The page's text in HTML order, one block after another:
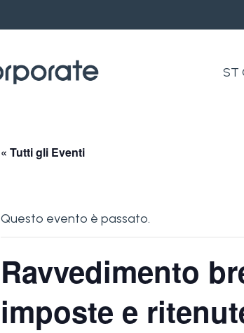
ST
« Tutti gli Eventi
Questo evento è passato.
Ravvedimento
imposte e